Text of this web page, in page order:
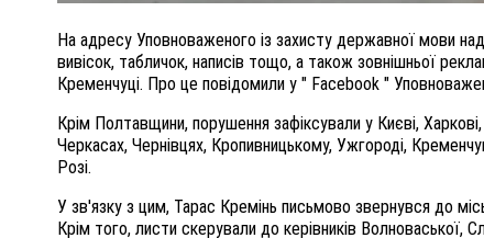
На адресу Уповноваженого із захисту державної мови
вивісок, табличок, написів тощо, а також зовнішньої
Кременчуці. Про це повідомили у " Facebook "
Крім Полтавщини, порушення зафіксували у Києві,
Черкасах, Чернівцях, Кропивницькому, Ужгороді,
Розі.
У зв'язку з цим, Тарас Кремінь письмово звернувся до
Крім того, листи скерували до керівників Волноваської,